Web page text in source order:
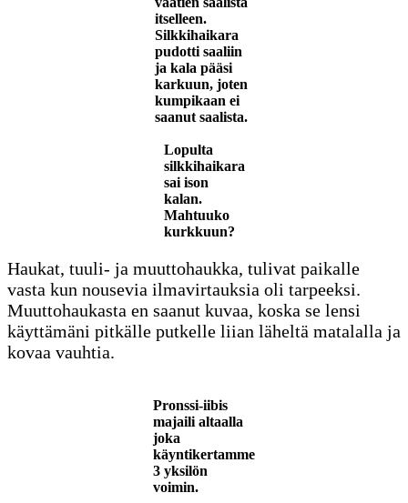
itselleen.
Silkkihaikara
pudotti saaliin
ja kala pääsi
karkuun, joten
kumpikaan ei
saanut saalista.
Lopulta
silkkihaikara
sai ison
kalan.
Mahtuuko
kurkkuun?
Haukat, tuuli- ja muuttohaukka, tulivat paikalle
vasta kun nousevia ilmavirtauksia oli tarpeeksi.
Muuttohaukasta en saanut kuvaa, koska se lensi
käyttämäni pitkälle putkelle liian läheltä matalalla ja
kovaa vauhtia.
Pronssi-iibis
majaili altaalla
joka
käyntikertamme
3 yksilön
voimin.